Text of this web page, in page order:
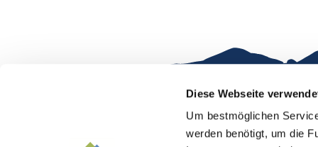
Diese Webseite
Um bestmöglichen
werden benötigt, um die